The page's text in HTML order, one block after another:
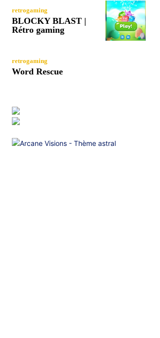
retrogaming
BLOCKY BLAST |
Rétro gaming
retrogaming
Word Rescue